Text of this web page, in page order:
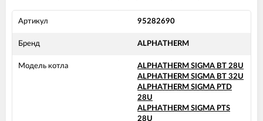
Артикул 95282690
Бренд ALPHATHERM
Модель котла
ALPHATHERM SIGMA BT 28U
ALPHATHERM SIGMA BT 32U
ALPHATHERM SIGMA PTD
28U
ALPHATHERM SIGMA PTS
28U